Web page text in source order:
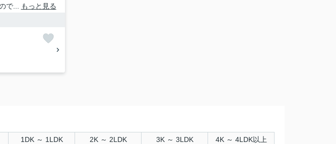
で...
もっと見る
1DK ～ 1LDK 2K ～ 2LDK 3K ～ 3LDK 4K ～ 4LDK以上